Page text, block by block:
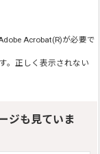
Acrobat(R)が必要で
。正しく表示されない
ジも見ていま